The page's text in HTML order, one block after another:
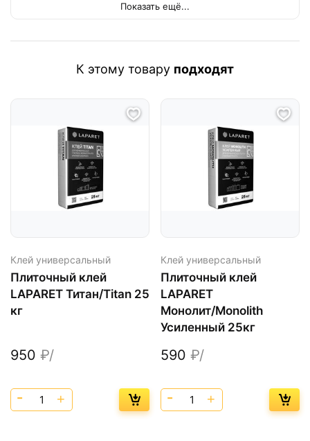
Показать ещё...
К этому товару подходят
Клей универсальный
Плиточный клей
LAPARET Титан/Titan 25
кг
950 ₽/
Клей универсальный
Плиточный клей
LAPARET
Монолит/Monolith
Усиленный 25кг
590 ₽/